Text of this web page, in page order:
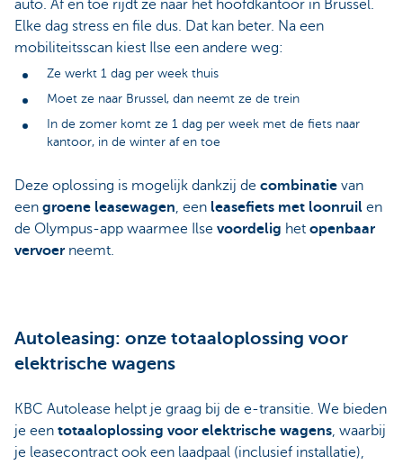
auto. Af en toe rijdt ze naar het hoofdkantoor in Brussel.
Elke dag stress en file dus. Dat kan beter. Na een
mobiliteitsscan kiest Ilse een andere weg:
Ze werkt 1 dag per week thuis
Moet ze naar Brussel, dan neemt ze de trein
In de zomer komt ze 1 dag per week met de fiets naar
kantoor, in de winter af en toe
Deze oplossing is mogelijk dankzij de combinatie van
een groene leasewagen, een leasefiets met loonruil en
de Olympus-app waarmee Ilse voordelig het openbaar
vervoer neemt.
Autoleasing: onze totaaloplossing voor
elektrische wagens
KBC Autolease helpt je graag bij de e-transitie. We bieden
je een totaaloplossing voor elektrische wagens, waarbij
je leasecontract ook een laadpaal (inclusief installatie),